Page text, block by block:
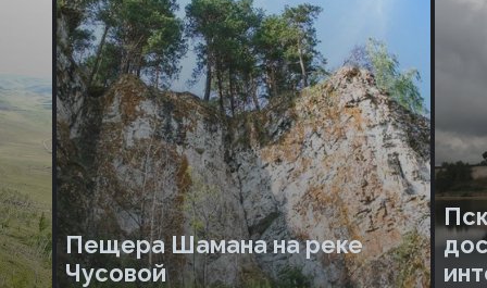
Пещера Шамана на реке
Чусовой